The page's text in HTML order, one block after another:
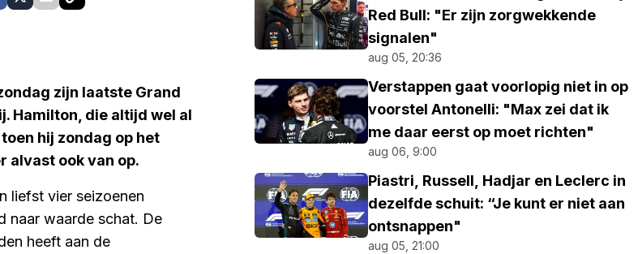
zijn laatste Grand
Hamilton, die altijd wel al
hij zondag op het
alvast ook van op.
liefst vier seizoenen
naar waarde schat. De
heeft aan de
Red Bull: "Er zijn zorgwekkende
signalen"
aug 05, 20:36
Verstappen gaat voorlopig niet in op
voorstel Antonelli: "Max zei dat ik
me daar eerst op moet richten"
aug 06, 9:00
Piastri, Russell, Hadjar en Leclerc in
dezelfde schuit: “Je kunt er niet aan
ontsnappen"
aug 05, 21:00